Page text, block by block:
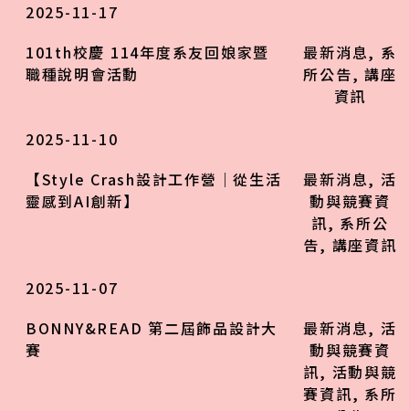
2025-11-17
101th校慶 114年度系友回娘家暨
職種說明會活動
最新消息, 系
所公告,講座
資訊
2025-11-10
【Style Crash設計工作營｜從生活
靈感到AI創新】
最新消息, 活
動與競賽資
訊, 系所公
告, 講座資訊
2025-11-07
BONNY&READ 第二屆飾品設計大
賽
最新消息, 活
動與競賽資
訊, 活動與競
賽資訊, 系所